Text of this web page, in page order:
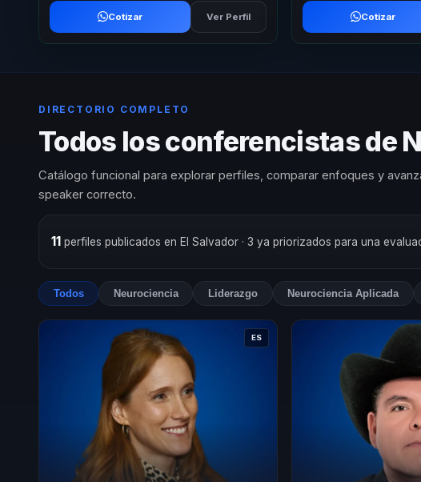
Cotizar Ver Perfil Cotizar
DIRECTORIO COMPLETO
Todos los conferencistas de
Catálogo funcional para explorar perfiles, comparar enfoques y
speaker correcto.
11 perfiles publicados en El Salvador · 3 ya priorizados para una
Todos Neurociencia Liderazgo Neurociencia Aplicada
ES